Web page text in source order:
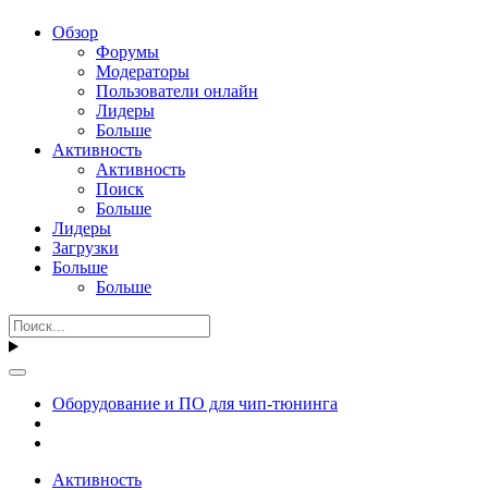
Обзор
Форумы
Модераторы
Пользователи онлайн
Лидеры
Больше
Активность
Активность
Поиск
Больше
Лидеры
Загрузки
Больше
Больше
Оборудование и ПО для чип-тюнинга
Активность